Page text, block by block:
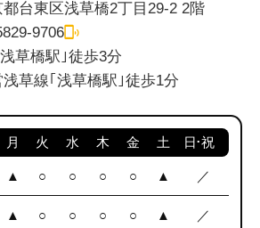
都台東区浅草橋2丁目29-2 2階
9706
草橋駅｣徒歩3分
浅草線｢浅草橋駅｣徒歩1分